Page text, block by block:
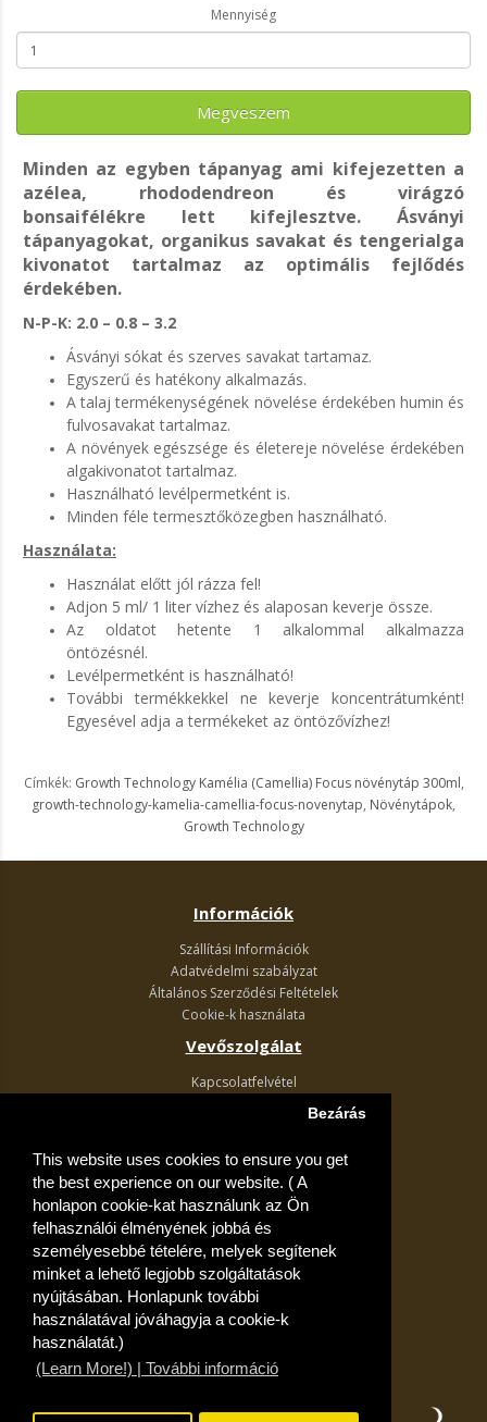
This website uses cookies to ensure you get
the best experience on our website. ( A
honlapon cookie-kat használunk az Ön
felhasználói élményének jobbá és
személyesebbé tételére, melyek segítenek
minket a lehető legjobb szolgáltatások
nyújtásában. Honlapunk további
használatával jóváhagyja a cookie-k
használatát.)
(Learn More!) | További információ
Bezárás
Mennyiség
Megveszem
Minden az egyben tápanyag ami kifejezetten a
azélea, rhododendreon és virágzó
bonsaifélékre lett kifejlesztve. Ásványi
tápanyagokat, organikus savakat és tengerialga
kivonatot tartalmaz az optimális fejlődés
érdekében.
N-P-K: 2.0 – 0.8 – 3.2
Ásványi sókat és szerves savakat tartamaz.
Egyszerű és hatékony alkalmazás.
A talaj termékenységének növelése érdekében humin és
fulvosavakat tartalmaz.
A növények egészsége és életereje növelése érdekében
algakivonatot tartalmaz.
Használható levélpermetként is.
Minden féle termesztőközegben használható.
Használata:
Használat előtt jól rázza fel!
Adjon 5 ml/ 1 liter vízhez és alaposan keverje össze.
Az oldatot hetente 1 alkalommal alkalmazza
öntözésnél.
Levélpermetként is használható!
További termékkekkel ne keverje koncentrátumként!
Egyesével adja a termékeket az öntözővízhez!
Címkék: Growth Technology Kamélia (Camellia) Focus növénytáp 300ml,
growth-technology-kamelia-camellia-focus-novenytap, Növénytápok,
Growth Technology
Információk
Szállítási Információk
Adatvédelmi szabályzat
Általános Szerződési Feltételek
Cookie-k használata
Vevőszolgálat
Kapcsolatfelvétel
Akciós ajánlatok
Fiók
Kívánságlista